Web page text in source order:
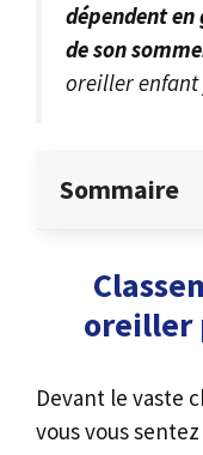
dépendent
de son
oreiller enfant
Sommaire
oreiller
Devant le vaste
vous vous